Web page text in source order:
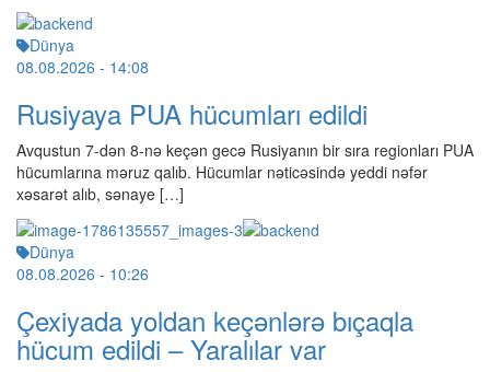
Dünya
08.08.2026 - 14:08
Rusiyaya PUA hücumları edildi
Avqustun 7-dən 8-nə keçən gecə Rusiyanın bir sıra regionları PUA
hücumlarına məruz qalıb. Hücumlar nəticəsində yeddi nəfər
xəsarət alıb, sənaye […]
Dünya
08.08.2026 - 10:26
Çexiyada yoldan keçənlərə bıçaqla
hücum edildi – Yaralılar var